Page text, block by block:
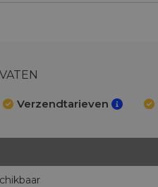
Verzendtarieven